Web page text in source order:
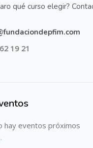
qué curso elegir?
19 21
hay eventos próximos